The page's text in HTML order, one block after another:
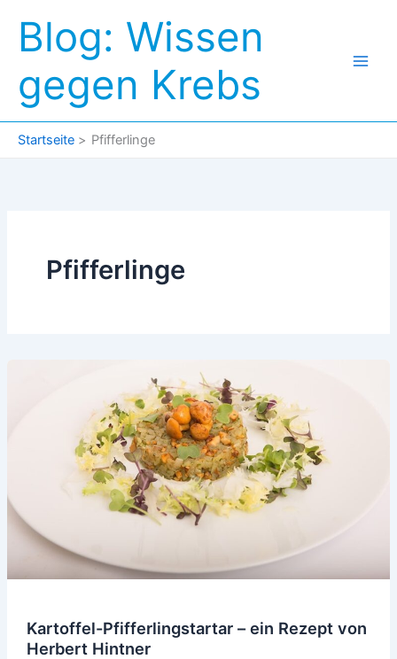
Inhalt
springen
Blog: Wissen
gegen Krebs
Startseite Pfifferlinge
Pfifferlinge
Kartoffel-Pfifferlingstartar – ein Rezept von
Herbert Hintner